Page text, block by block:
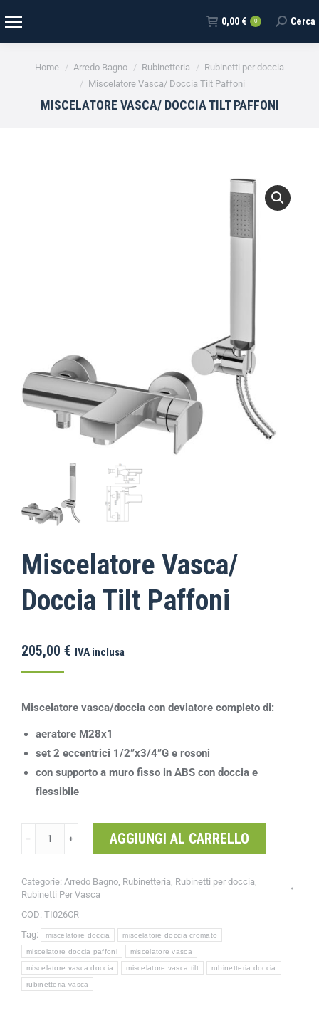
0,00 € 0 Cerca
Tu sei qui:
Home Arredo Bagno Rubinetteria
Rubinetti per doccia
Miscelatore Vasca/ Doccia Tilt Paffoni
MISCELATORE VASCA/ DOCCIA TILT PAFFONI
Miscelatore Vasca/
Doccia Tilt Paffoni
205,00 € IVA inclusa
Miscelatore vasca/doccia con deviatore completo di:
aeratore M28x1
set 2 eccentrici 1/2”x3/4”G e rosoni
con supporto a muro fisso in ABS con doccia e
flessibile
﹣ ﹢ AGGIUNGI AL CARRELLO
Categorie: Arredo Bagno, Rubinetteria, Rubinetti per doccia,
Rubinetti Per Vasca
COD: TI026CR
Tag:
miscelatore doccia miscelatore doccia cromato
miscelatore doccia paffoni miscelatore vasca
miscelatore vasca doccia miscelatore vasca tilt rubinetteria doccia
rubinetteria vasca